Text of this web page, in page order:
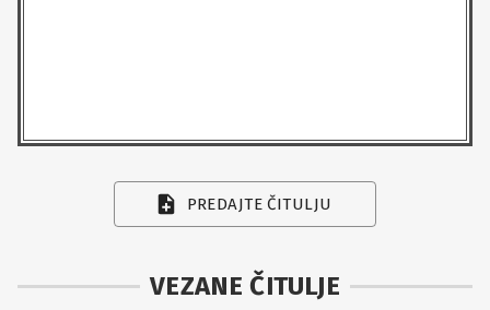
PREDAJTE ČITULJU
VEZANE ČITULJE